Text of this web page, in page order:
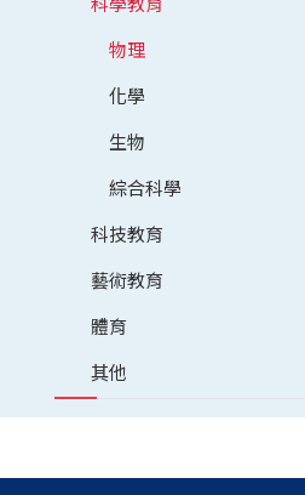
物理
化學
生物
綜合科學
科技教育
藝術教育
體育
其他